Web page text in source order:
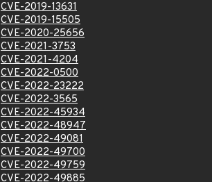
CVE-2019-13631
CVE-2019-15505
CVE-2020-25656
CVE-2021-3753
CVE-2021-4204
CVE-2022-0500
CVE-2022-23222
CVE-2022-3565
CVE-2022-45934
CVE-2022-48947
CVE-2022-49081
CVE-2022-49700
CVE-2022-49759
CVE-2022-49885